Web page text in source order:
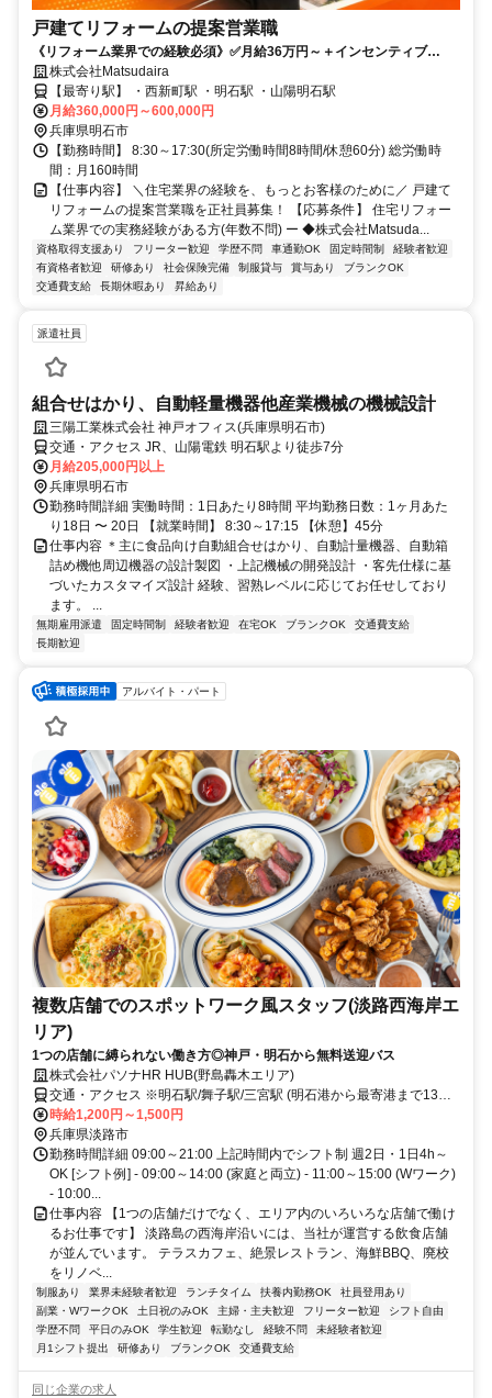
戸建てリフォームの提案営業職
《リフォーム業界での経験必須》✅月給36万円～＋インセンティブ
✅100％反響営業・飛び込みなし✅幹部・事業責任者を目指せる！
株式会社Matsudaira
【最寄り駅】 ・西新町駅 ・明石駅 ・山陽明石駅
月給360,000円～600,000円
兵庫県明石市
【勤務時間】 8:30～17:30(所定労働時間8時間/休憩60分) 総労働時
間：月160時間
【仕事内容】 ＼住宅業界の経験を、もっとお客様のために／ 戸建て
リフォームの提案営業職を正社員募集！ 【応募条件】 住宅リフォー
ム業界での実務経験がある方(年数不問) ー ◆株式会社Matsuda...
資格取得支援あり フリーター歓迎 学歴不問 車通勤OK 固定時間制
経験者歓迎
有資格者歓迎
研修あり 社会保険完備 制服貸与 賞与あり
ブランクOK
交通費支給
長期休暇あり 昇給あり
派遣社員
組合せはかり、自動軽量機器他産業機械の機械設計
三陽工業株式会社 神戸オフィス(兵庫県明石市)
交通・アクセス JR、山陽電鉄 明石駅より徒歩7分
月給205,000円以上
兵庫県明石市
勤務時間詳細 実働時間：1日あたり8時間 平均勤務日数：1ヶ月あた
り18日 〜 20日 【就業時間】 8:30～17:15 【休憩】45分
仕事内容 ＊主に食品向け自動組合せはかり、自動計量機器、自動箱
詰め機他周辺機器の設計製図 ・上記機械の開発設計 ・客先仕様に基
づいたカスタマイズ設計 経験、習熟レベルに応じてお任せしており
ます。 ...
無期雇用派遣 固定時間制 経験者歓迎 在宅OK ブランクOK
交通費支給
長期歓迎
アルバイト・パート
複数店舗でのスポットワーク風スタッフ(淡路西海岸エ
リア)
1つの店舗に縛られない働き方◎神戸・明石から無料送迎バス
株式会社パソナHR HUB(野島轟木エリア)
交通・アクセス ※明石駅/舞子駅/三宮駅 (明石港から最寄港まで13分/
高速舞子から15分/三宮から45分)
時給1,200円～1,500円
兵庫県淡路市
勤務時間詳細 09:00～21:00 上記時間内でシフト制 週2日・1日4h～
OK [シフト例] - 09:00～14:00 (家庭と両立) - 11:00～15:00 (Wワーク)
- 10:00...
仕事内容 【1つの店舗だけでなく、エリア内のいろいろな店舗で働け
るお仕事です】 淡路島の西海岸沿いには、当社が運営する飲食店舗
が並んでいます。 テラスカフェ、絶景レストラン、海鮮BBQ、廃校
をリノベ...
制服あり 業界未経験者歓迎 ランチタイム 扶養内勤務OK
社員登用あり
副業・WワークOK
土日祝のみOK 主婦・主夫歓迎 フリーター歓迎
シフト自由
学歴不問
平日のみOK 学生歓迎 転勤なし 経験不問
未経験者歓迎
月1シフト提出
研修あり ブランクOK 交通費支給
同じ企業の求人